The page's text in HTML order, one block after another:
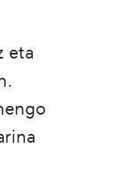
eta